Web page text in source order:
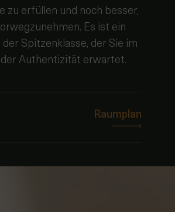
zu erfüllen und noch besser,
Es ist ein
Spitzenklasse, der Sie im
Authentizität erwartet.
Raumplan